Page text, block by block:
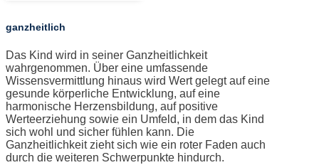
ganzheitlich
Das Kind wird in seiner Ganzheitlichkeit
wahrgenommen. Über eine umfassende
Wissensvermittlung hinaus wird Wert gelegt auf eine
gesunde körperliche Entwicklung, auf eine
harmonische Herzensbildung, auf positive
Werteerziehung sowie ein Umfeld, in dem das Kind
sich wohl und sicher fühlen kann. Die
Ganzheitlichkeit zieht sich wie ein roter Faden auch
durch die weiteren Schwerpunkte hindurch.